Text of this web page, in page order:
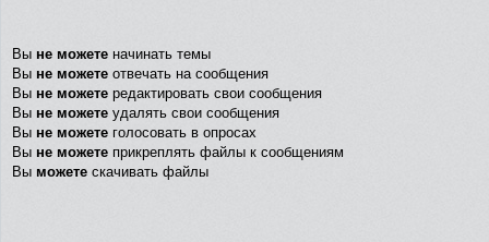
Вы не можете начинать темы
Вы не можете отвечать на сообщения
Вы не можете редактировать свои сообщения
Вы не можете удалять свои сообщения
Вы не можете голосовать в опросах
Вы не можете прикреплять файлы к сообщениям
Вы можете скачивать файлы